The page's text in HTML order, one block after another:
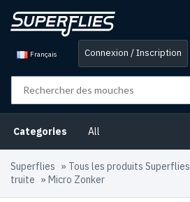
Français Connexion / Inscription
Categories All
Superflies » Tous les produits Superflies
truite » Micro Zonker